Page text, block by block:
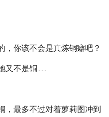
，你该不会是真炼铜癖吧？
不是铜......
，最多不过对着萝莉图冲到